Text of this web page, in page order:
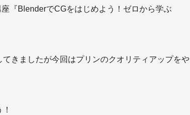
『BlenderでCGをはじめよう！ゼロから学ぶ
きましたが今回はプリンのクオリティアップをや